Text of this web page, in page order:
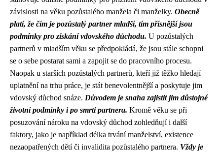
závislosti na věku pozůstalého manžela či manželky. Obecně
platí, že čím je pozůstalý partner mladší, tím přísnější jsou
podmínky pro získání vdovského důchodu. U pozůstalých
partnerů v mladším věku se předpokládá, že jsou stále schopni
se o sebe postarat sami a zapojit se do pracovního procesu.
Naopak u starších pozůstalých partnerů, kteří již těžko hledají
uplatnění na trhu práce, je stát benevolentnější a poskytuje jim
vdovský důchod snáze. Důvodem je snaha zajistit jim důstojné
životní podmínky i po smrti partnera. Kromě věku se při
posuzování nároku na vdovský důchod zohledňují i další
faktory, jako je například délka trvání manželství, existence
nezaopatřených dětí či invalidita pozůstalého partnera. Vždy je